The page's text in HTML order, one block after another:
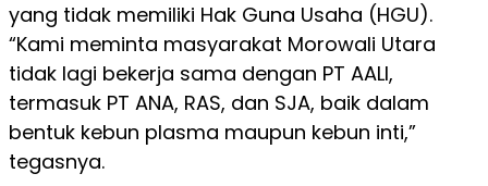
yang tidak memiliki Hak Guna Usaha (HGU).
“Kami meminta masyarakat Morowali Utara
tidak lagi bekerja sama dengan PT AALI,
termasuk PT ANA, RAS, dan SJA, baik dalam
bentuk kebun plasma maupun kebun inti,”
tegasnya.